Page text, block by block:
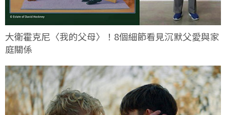
大衛霍克尼〈我的父母〉！8個細節看見沉默父愛與家
庭關係